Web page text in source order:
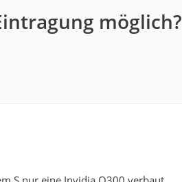
möglich?